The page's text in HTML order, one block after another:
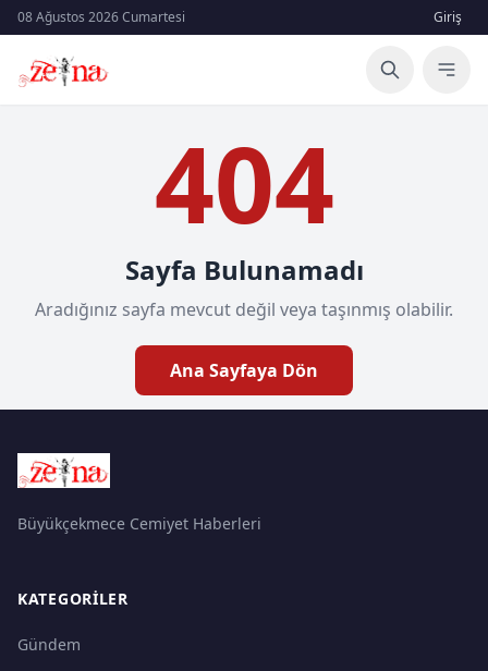
08 Ağustos 2026 Cumartesi Giriş
404
Sayfa Bulunamadı
Aradığınız sayfa mevcut değil veya taşınmış olabilir.
Ana Sayfaya Dön
Büyükçekmece Cemiyet Haberleri
KATEGORILER
Gündem